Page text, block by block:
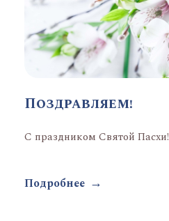
Поздравляем!
С праздником Святой Пасхи!
Подробнее